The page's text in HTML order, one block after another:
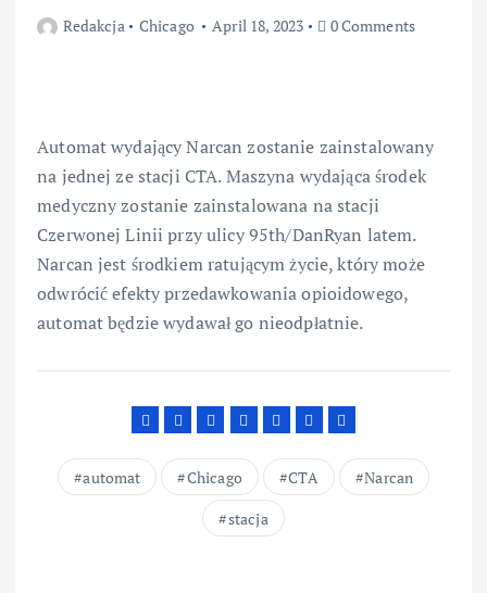
Redakcja Chicago April 18, 2023 0 Comments
Automat wydający Narcan zostanie zainstalowany
na jednej ze stacji CTA. Maszyna wydająca środek
medyczny zostanie zainstalowana na stacji
Czerwonej Linii przy ulicy 95th/DanRyan latem.
Narcan jest środkiem ratującym życie, który może
odwrócić efekty przedawkowania opioidowego,
automat będzie wydawał go nieodpłatnie.
automat Chicago CTA
Narcan
stacja